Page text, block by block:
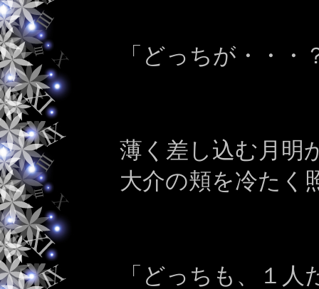
「どっちが・・・
薄く差し込む月明
大介の頬を冷たく
「どっちも、１人